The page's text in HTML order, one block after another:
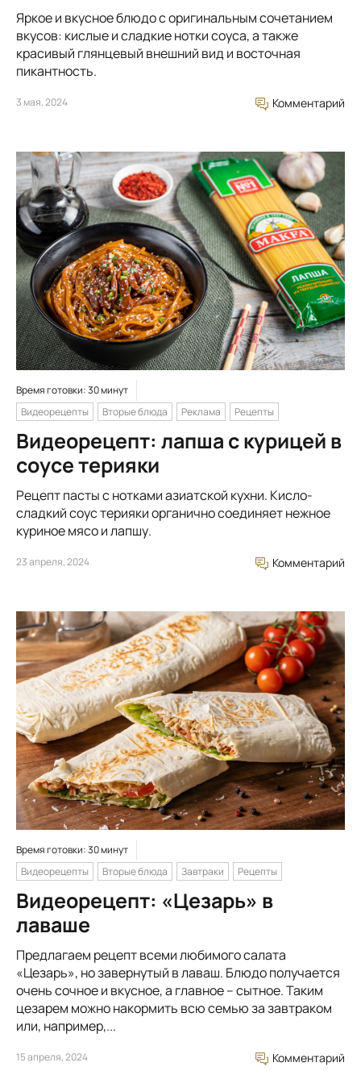
Яркое и вкусное блюдо с оригинальным сочетанием
вкусов: кислые и сладкие нотки соуса, а также
красивый глянцевый внешний вид и восточная
пикантность.
3 мая, 2024 Комментарий
Время готовки: 30 минут
Видеорецепты
Вторые блюда Реклама Рецепты
Видеорецепт: лапша с курицей в
соусе терияки
Рецепт пасты с нотками азиатской кухни. Кисло-
сладкий соус терияки органично соединяет нежное
куриное мясо и лапшу.
23 апреля, 2024 Комментарий
Время готовки: 30 минут
Видеорецепты
Вторые блюда Завтраки Рецепты
Видеорецепт: «Цезарь» в
лаваше
Предлагаем рецепт всеми любимого салата
«Цезарь», но завернутый в лаваш. Блюдо получается
очень сочное и вкусное, а главное – сытное. Таким
цезарем можно накормить всю семью за завтраком
или, например,...
15 апреля, 2024 Комментарий